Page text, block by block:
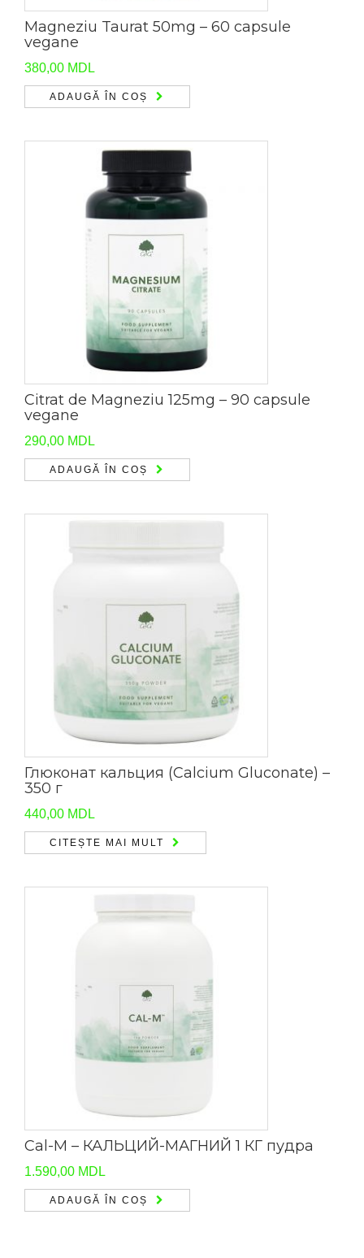
Magneziu Taurat 50mg – 60 capsule
vegane
380,00 MDL
ADAUGĂ ÎN COȘ
Citrat de Magneziu 125mg – 90 capsule
vegane
290,00 MDL
ADAUGĂ ÎN COȘ
Глюконат кальция (Calcium Gluconate) –
350 г
440,00 MDL
CITEȘTE MAI MULT
Cal-M – КАЛЬЦИЙ-МАГНИЙ 1 КГ пудра
1.590,00 MDL
ADAUGĂ ÎN COȘ